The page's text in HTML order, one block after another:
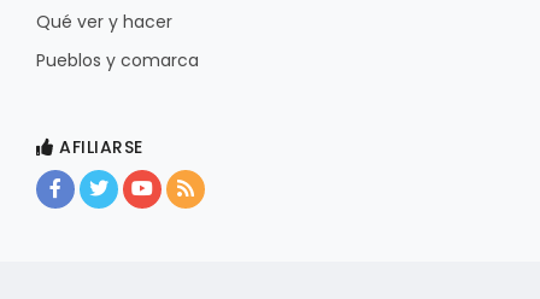
Qué ver y hacer
Pueblos y comarca
AFILIARSE